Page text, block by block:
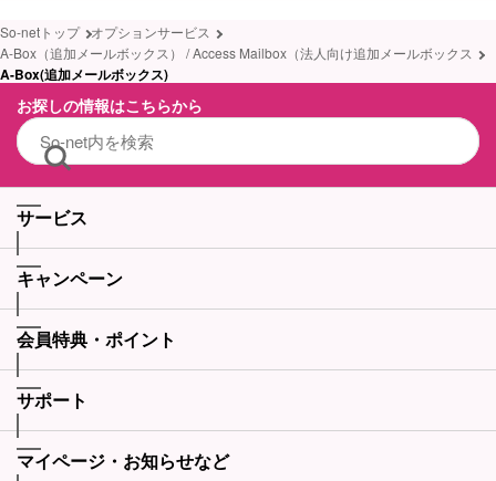
So-netトップ オプションサービス
A-Box（追加メールボックス） / Access Mailbox（法人向け追加メールボックス
A-Box(追加メールボックス)
お探しの情報はこちらから
サービス
キャンペーン
会員特典・ポイント
サポート
マイページ・お知らせなど